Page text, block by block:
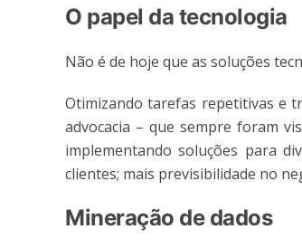
O papel da tecnologia
Não é de hoje que as soluções
Otimizando tarefas repetitivas e
advocacia – que sempre foram
implementando soluções para
clientes; mais previsibilidade no
Mineração de dados